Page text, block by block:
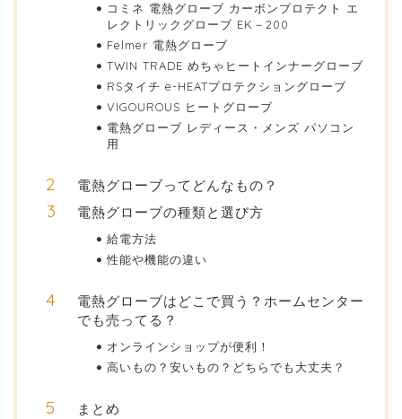
コミネ 電熱グローブ カーボンプロテクト エ
レクトリックグローブ EK－200
Felmer 電熱グローブ
TWIN TRADE めちゃヒートインナーグローブ
RSタイチ e-HEATプロテクショングローブ
VIGOUROUS ヒートグローブ
電熱グローブ レディース・メンズ パソコン
用
電熱グローブってどんなもの？
電熱グローブの種類と選び方
給電方法
性能や機能の違い
電熱グローブはどこで買う？ホームセンター
でも売ってる？
オンラインショップが便利！
高いもの？安いもの？どちらでも大丈夫？
まとめ